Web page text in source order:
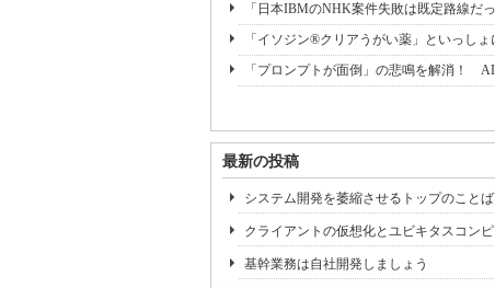
「日本IBMのNHK案件失敗は既定路線
「イソジン®クリアうがい薬」といっし
「プロンプトが面倒」の悲鳴を解消！
最新の投稿
システム開発を萎縮させるトップのことば
クライアントの仮想化とユビキタスコン
基幹業務は自社開発しましょう